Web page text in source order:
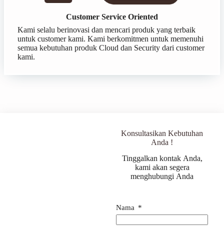
Customer Service Oriented
Kami selalu berinovasi dan mencari produk yang terbaik
untuk customer kami. Kami berkomitmen untuk memenuhi
semua kebutuhan produk Cloud dan Security dari customer
kami.
Konsultasikan Kebutuhan
Anda !
Tinggalkan kontak Anda,
kami akan segera
menghubungi Anda
Nama